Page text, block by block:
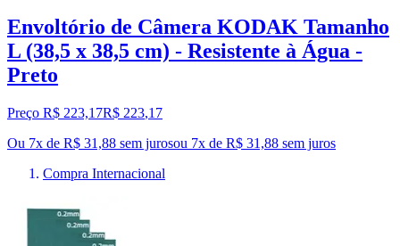
Envoltório de Câmera KODAK Tamanho
L (38,5 x 38,5 cm) - Resistente à Água -
Preto
Preço R$ 223,17R$ 223,17
Ou 7x de R$ 31,88 sem jurosou 7x de R$ 31,88 sem juros
Compra Internacional